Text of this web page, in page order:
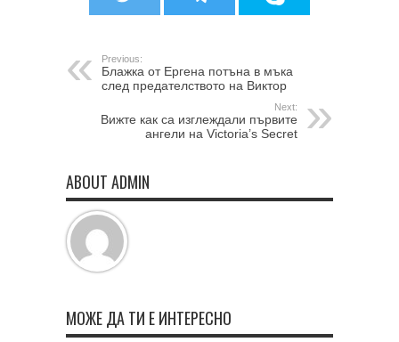
Previous:
Блажка от Ергена потъна в мъка
след предателството на Виктор
Next:
Вижте как са изглеждали първите
ангели на Victoria’s Secret
ABOUT ADMIN
МОЖЕ ДА ТИ Е ИНТЕРЕСНО